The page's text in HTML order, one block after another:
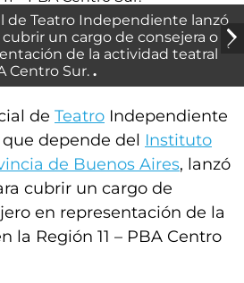
de Teatro Independiente lanzó
un cargo de consejera o
de la actividad teatral
Centro Sur.
de Teatro Independiente
que depende del Instituto
de Buenos Aires, lanzó
cubrir un cargo de
en representación de la
la Región 11 – PBA Centro